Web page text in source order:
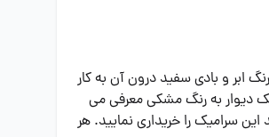
و بادی سفید درون آن به کار
دیوار به رنگ مشکی معرفی می
سرامیک را خریداری نمایید. هر